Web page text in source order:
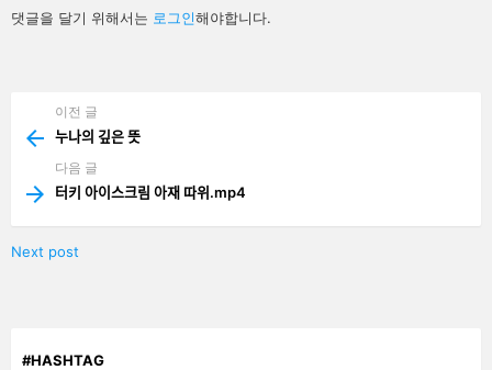
답
글
댓글을 달기 위해서는 로그인해야합니다.
more
이전 글
누나의 깊은 뜻
다음 글
터키 아이스크림 아재 따위.mp4
Next post
#HASHTAG